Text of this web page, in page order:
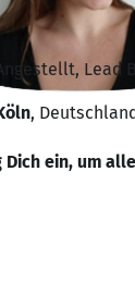
Lead
,
Dich ein, um